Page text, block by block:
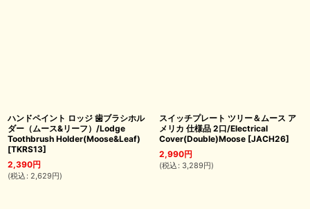
ハンドペイント ロッジ 歯ブラシホル
ダー（ムース&リーフ）/Lodge
Toothbrush Holder(Moose&Leaf)
[TKRS13]
2,390円
(税込 : 2,629円)
スイッチプレート ツリー＆ムース ア
メリカ 仕様品 2口/Electrical
Cover(Double)Moose [JACH26]
2,990円
(税込 : 3,289円)